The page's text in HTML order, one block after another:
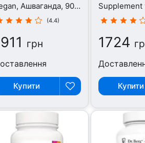
Ашваганда, 90
(4.4)
грн
Купити
Supplement
Tongkat,
1724
Купити